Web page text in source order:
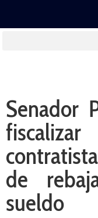
Senador
de
sueldo